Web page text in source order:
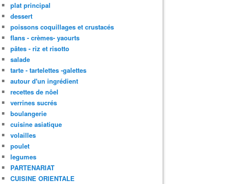
plat principal
dessert
poissons coquillages et crustacés
flans - crèmes- yaourts
pâtes - riz et risotto
salade
tarte - tartelettes -galettes
autour d'un ingrédient
recettes de nôel
verrines sucrés
boulangerie
cuisine asiatique
volailles
poulet
legumes
PARTENARIAT
CUISINE ORIENTALE